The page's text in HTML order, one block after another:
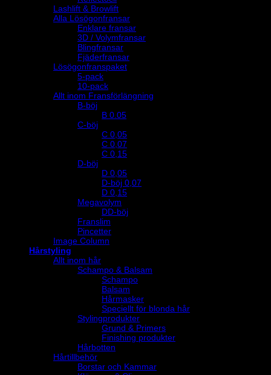
Lashlift & Browlift
Alla Lösögonfransar
Enklare fransar
3D / Volymfransar
Blingfransar
Fjäderfransar
Lösögonfranspaket
5-pack
10-pack
Allt inom Fransförlängning
B-böj
B 0.05
C-böj
C 0,05
C 0,07
C 0,15
D-böj
D 0,05
D-böj 0,07
D 0,15
Megavolym
DD-böj
Franslim
Pincetter
Image Column
Hårstyling
Allt inom hår
Schampo & Balsam
Schampo
Balsam
Hårmasker
Speciellt för blonda hår
Stylingprodukter
Grund & Primers
Finishing produkter
Hårbotten
Hårtillbehör
Borstar och Kammar